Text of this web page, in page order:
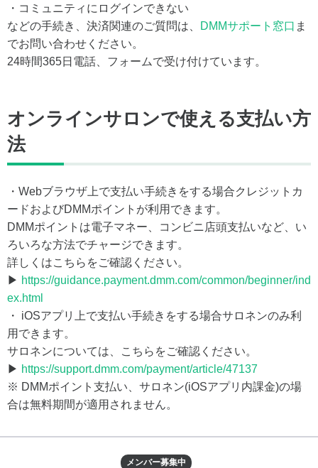
・コミュニティにログインできない
などの手続き、決済関連のご質問は、
DMMサポート窓口 ま
でお問い合わせください。
24時間365日電話、フォームで受け付けています。
オンラインサロンで使える支払い方
法
・Webブラウザ上で支払い手続きをする場合クレジットカ
ードおよびDMMポイントが利用できます。
DMMポイントは電子マネー、コンビニ店頭支払いなど、い
ろいろな方法でチャージできます。
詳しくはこちらをご確認ください。
▶ https://guidance.payment.dmm.com/common/beginner/ind
ex.html
・ iOSアプリ上で支払い手続きをする場合サロネンのみ利
用できます。
サロネンについては、こちらをご確認ください。
▶ https://support.dmm.com/payment/article/47137
※ DMMポイント支払い、サロネン(iOSアプリ内課金)の場
合は無料期間が適用されません。
メンバー募集中